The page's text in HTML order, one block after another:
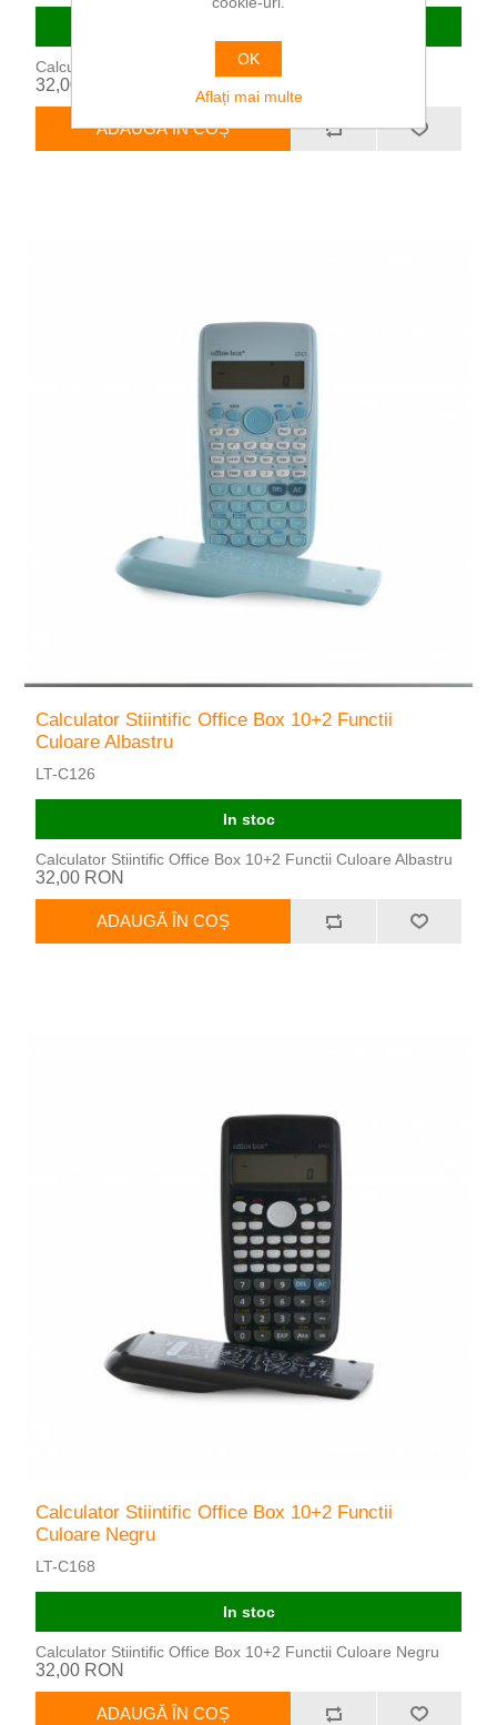
Calculator Stiintific Office Box 10+2 Functii Culoare Alb
32,00 RON
ADAUGĂ ÎN COȘ
Calculator Stiintific Office Box 10+2 Functii
Culoare Albastru
LT-C126
In stoc
Calculator Stiintific Office Box 10+2 Functii Culoare Albastru
32,00 RON
ADAUGĂ ÎN COȘ
Calculator Stiintific Office Box 10+2 Functii
Culoare Negru
LT-C168
In stoc
Calculator Stiintific Office Box 10+2 Functii Culoare Negru
32,00 RON
ADAUGĂ ÎN COȘ
OK
Aflați mai multe